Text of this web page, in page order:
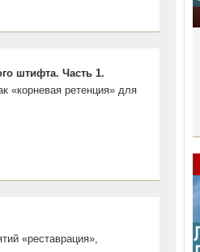
штифта. Часть 1.
«корневая ретенция» для
«реставрация»,